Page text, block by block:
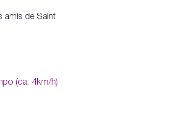
amis de Saint
(ca. 4km/h)